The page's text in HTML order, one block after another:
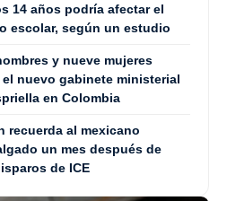
14 años podría afectar el
escolar, según un estudio
y nueve mujeres
nuevo gabinete ministerial
en Colombia
recuerda al mexicano
un mes después de
de ICE